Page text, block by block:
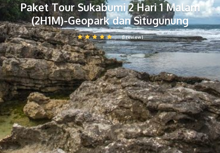
Paket Tour Sukabumi 2 Hari 1 Malam
(2H1M)-Geopark dan Situgunung
(1 review)